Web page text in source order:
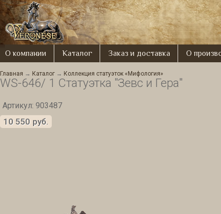
О компании Каталог Заказ и доставка О
Главная → Каталог → Коллекция статуэток «Мифология»
WS-646/ 1 Статуэтка "Зевс и Гера"
Артикул: 903487
10 550 руб.